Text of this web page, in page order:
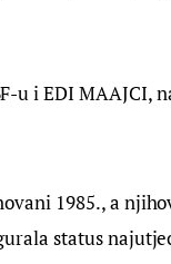
u i EDI MAAJCI,
1985., a
status